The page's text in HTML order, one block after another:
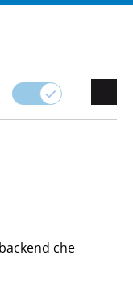
amanti del fai-
vi serve per il
che